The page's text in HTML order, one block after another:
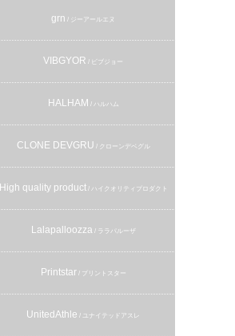
grn / ジーアールエヌ
VIBGYOR / ビブジョー
HALHAM / ハルハム
CLONE DEVGRU / クローンデベグル
High quality product/ ハイクオリティプロダクト
Lalapalloozza/ ララパルーザ
Printstar / プリントスター
UnitedAthle / ユナイテッドアスレ